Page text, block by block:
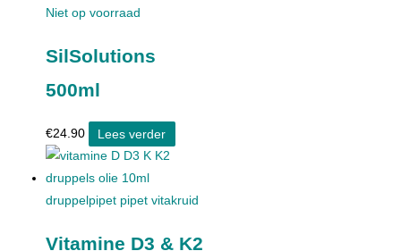
Niet op voorraad
SilSolutions
500ml
€24.90 Lees verder
Vitamine D3 & K2